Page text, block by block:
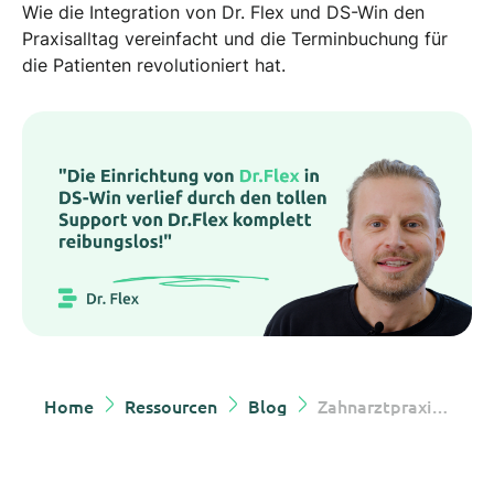
Wie die Integration von Dr. Flex und DS-Win den
Praxisalltag vereinfacht und die Terminbuchung für
die Patienten revolutioniert hat.
Home Ressourcen Blog Zahnarztpraxis Vetterle & Zähne: Mehr Effizienz und Patientenzufriedenheit dank Dr. Flex und DS-Win